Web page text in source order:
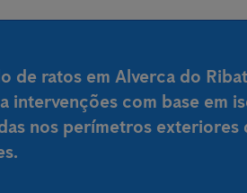
de ratos em Alverca do
intervenções com base em
nos perímetros exteriores